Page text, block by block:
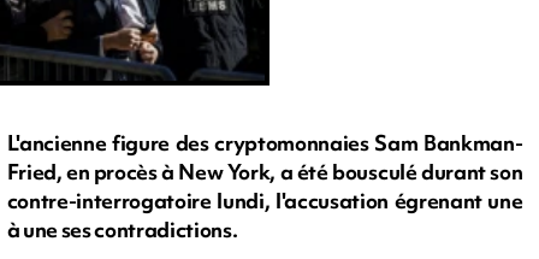
L'ancienne figure des cryptomonnaies Sam Bankman-
Fried, en procès à New York, a été bousculé durant son
contre-interrogatoire lundi, l'accusation égrenant une
à une ses contradictions.